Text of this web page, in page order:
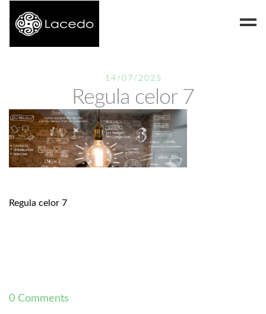
Contact
14/07/2025
Regula celor 7
Regula celor 7
0 Comments